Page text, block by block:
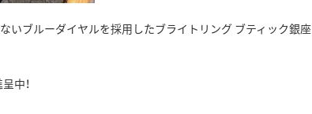
いブルーダイヤルを採用したブライトリング ブティック銀座
中！